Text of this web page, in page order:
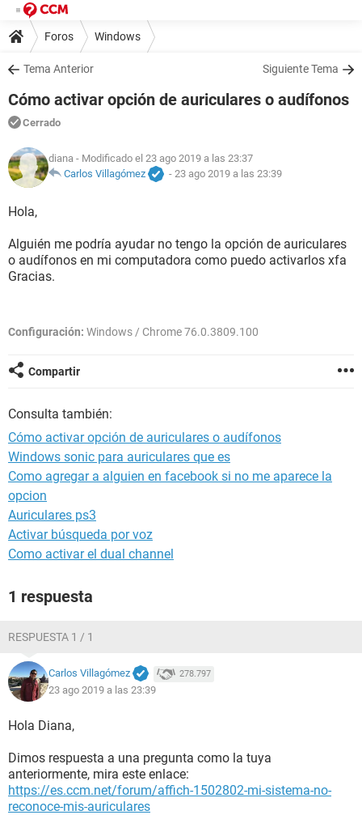
Foros Windows
Tema Anterior Siguiente Tema
Cómo activar opción de auriculares o audífonos
Cerrado
diana - Modificado el 23 ago 2019 a las 23:37
Carlos Villagómez
- 23 ago 2019 a las 23:39
Hola,
Alguién me podría ayudar no tengo la opción de auriculares
o audífonos en mi computadora como puedo activarlos xfa
Gracias.
Configuración: Windows / Chrome 76.0.3809.100
Compartir
Consulta también:
Cómo activar opción de auriculares o audífonos
Windows sonic para auriculares que es
Como agregar a alguien en facebook si no me aparece la
opcion
Auriculares ps3
Activar búsqueda por voz
Como activar el dual channel
1 respuesta
RESPUESTA 1 / 1
Carlos Villagómez 278.797
23 ago 2019 a las 23:39
Hola Diana,
Dimos respuesta a una pregunta como la tuya
anteriormente, mira este enlace:
https://es.ccm.net/forum/affich-1502802-mi-sistema-no-
reconoce-mis-auriculares